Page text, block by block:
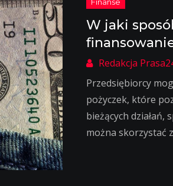
W jaki
Przedsiębiorcy
pożyczek, które
bieżących działań,
można skorzystać